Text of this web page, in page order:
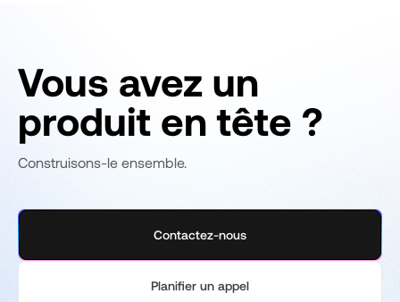
Vous avez un
produit en tête ?
Construisons-le ensemble.
Contactez-nous
Planifier un appel